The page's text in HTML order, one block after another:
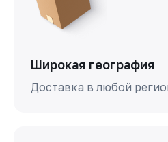
Широкая география
Доставка в любой